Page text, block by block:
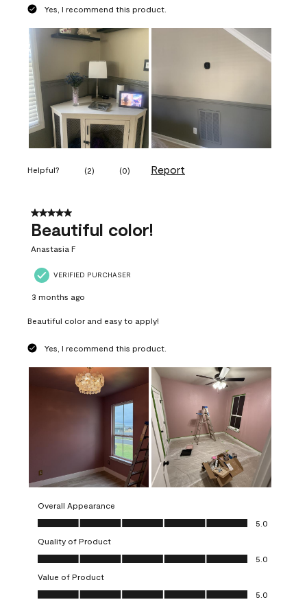
Yes, I recommend this product.
Helpful? (2) (0) Report
5 out of 5 stars.
Beautiful color!
Anastasia F
VERIFIED PURCHASER
3 months ago
Beautiful color and easy to apply!
Yes, I recommend this product.
Overall Appearance
Overall Appearance, 5.0 out of 5
5.0
Quality of Product
Quality of Product, 5.0 out of 5
5.0
Value of Product
Value of Product, 5.0 out of 5
5.0